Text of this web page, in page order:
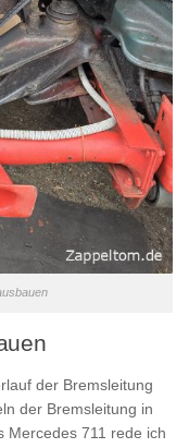
der Bremsleitung
der Bremsleitung in
Mercedes 711 rede ich